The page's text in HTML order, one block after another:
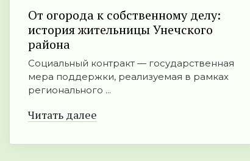
От огорода к собственному делу:
история жительницы Унечского
района
Социальный контракт — государственная
мера поддержки, реализуемая в рамках
регионального ...
Читать далее